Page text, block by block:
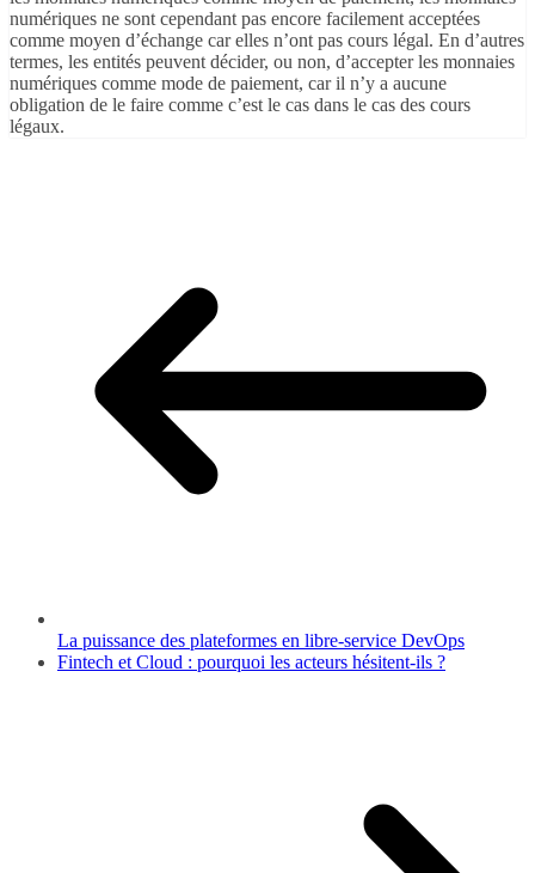
numériques ne sont cependant pas encore facilement acceptées
comme moyen d’échange car elles n’ont pas cours légal. En d’autres
termes, les entités peuvent décider, ou non, d’accepter les monnaies
numériques comme mode de paiement, car il n’y a aucune
obligation de le faire comme c’est le cas dans le cas des cours
légaux.
La puissance des plateformes en libre-service DevOps
Fintech et Cloud : pourquoi les acteurs hésitent-ils ?